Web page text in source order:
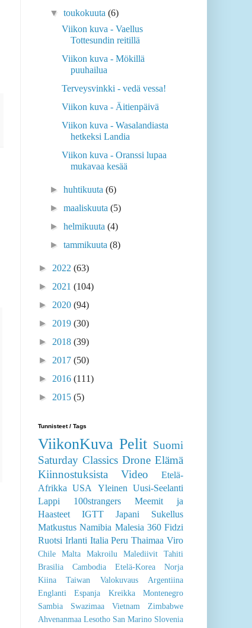
▼toukokuuta(6)
Viikon kuva - Vaellus
Tottesundin reitillä
Viikon kuva - Mökillä
puuhailua
Terveysvinkki - vedä vessa!
Viikon kuva - Äitienpäivä
Viikon kuva - Wasalandiasta
hetkeksi Landia
Viikon kuva - Oranssi lupaa
mukavaa kesää
►huhtikuuta(6)
►maaliskuuta(5)
►helmikuuta(4)
►tammikuuta(8)
► 2022 (63)
► 2021 (104)
► 2020 (94)
► 2019 (30)
► 2018 (39)
► 2017 (50)
► 2016 (111)
► 2015 (5)
Tunnisteet / Tags
ViikonKuva Pelit Suomi
Saturday Classics Drone Elämä
Kiinnostuksista
Video
Etelä-
Afrikka
USA Yleinen Uusi-Seelanti
Lappi
100strangers
Meemit ja
Haasteet
IGTT Japani
Sukellus
Matkustus Namibia Malesia 360 Fidzi
Ruotsi Irlanti Italia Peru Thaimaa Viro
Chile Malta Makroilu Malediivit
Tahiti
Brasilia
Cambodia Etelä-Korea
Norja
Kiina
Taiwan Valokuvaus
Argentiina
Englanti
Espanja Kreikka
Montenegro
Sambia
Swazimaa Vietnam
Zimbabwe
Ahvenanmaa Lesotho San Marino Slovenia